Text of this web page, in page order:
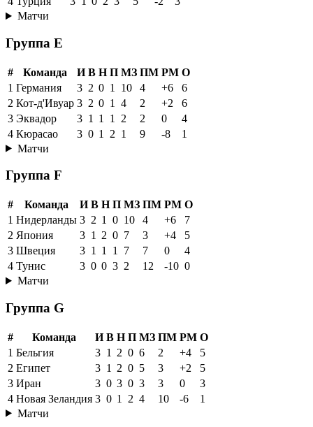
Матчи
Группа E
# Команда И В Н П МЗ ПМ РМ О
1 Германия 3 2 0 1 10 4 +6
6
2 Кот-д'Ивуар 3 2 0 1 4 2 +2
6
3 Эквадор 3 1 1 1 2 2 0
4
4 Кюрасао 3 0 1 2 1 9 -8
1
Матчи
Группа F
# Команда И В Н П МЗ ПМ РМ О
1 Нидерланды 3 2 1 0 10 4 +6
7
2 Япония 3 1 2 0 7 3 +4
5
3 Швеция 3 1 1 1 7 7 0
4
4 Тунис 3 0 0 3 2 12 -10 0
Матчи
Группа G
# Команда И В Н П МЗ ПМ РМ О
1 Бельгия 3 1 2 0 6 2 +4
5
2 Египет 3 1 2 0 5 3 +2
5
3 Иран 3 0 3 0 3 3 0
3
4 Новая Зеландия 3 0 1 2 4 10 -6
1
Матчи